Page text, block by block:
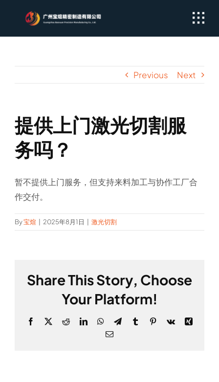
content
Previous Next
提供上门激光切割服
务吗？
暂不提供上门服务，但支持来料加工与协作工厂合
作交付。
By宝煊 2025年8月1日 激光切割
Share This Story, Choose
Your Platform!
Facebook
X RedditLinkedInWhatsApp
TelegramTumblrPinterest
Vk
Xing
Email